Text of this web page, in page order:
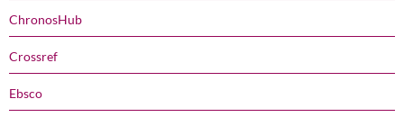
ChronosHub
Crossref
Ebsco